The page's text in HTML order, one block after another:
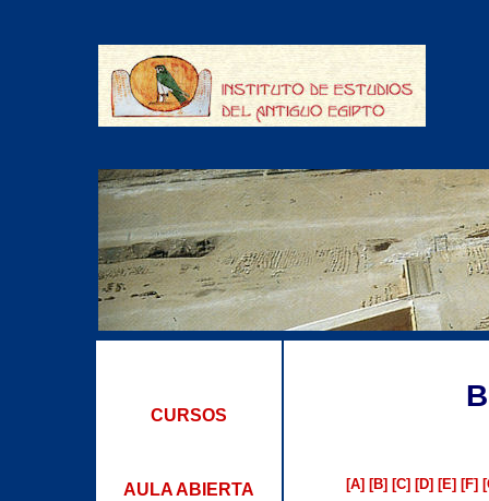
CURSOS
AULA ABIERTA [A] [B] [C] [D] [E] [F]